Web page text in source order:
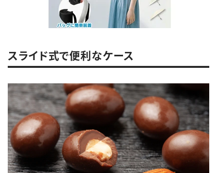
スライド式で便利なケース